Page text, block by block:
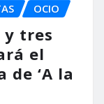
OCIO
y tres
el
de ‘A la